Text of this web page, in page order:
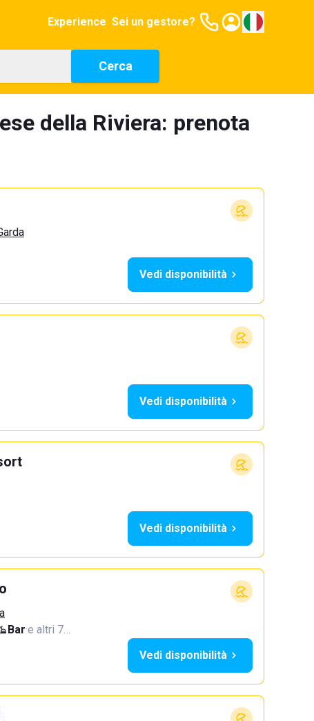
Experience Sei un gestore?
Cerca
della Riviera: prenota
Vedi disponibilità
Vedi disponibilità
Vedi disponibilità
Bar·e altri 7…
Vedi disponibilità